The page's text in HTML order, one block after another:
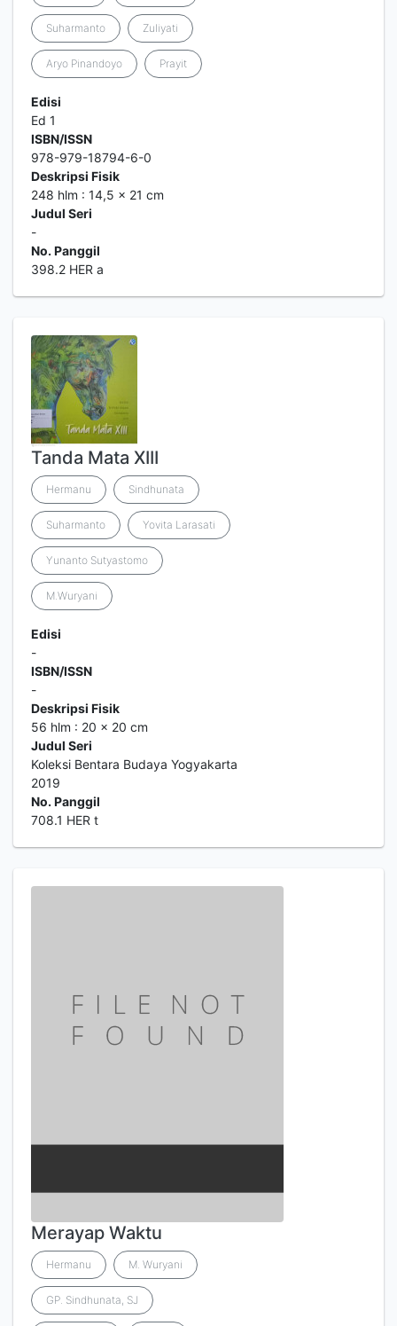
Suharmanto Zuliyati
Aryo Pinandoyo Prayit
Edisi
Ed 1
ISBN/ISSN
978-979-18794-6-0
Deskripsi Fisik
248 hlm : 14,5 x 21 cm
Judul Seri
-
No. Panggil
398.2 HER a
Tanda Mata XIII
Hermanu Sindhunata
Suharmanto Yovita Larasati
Yunanto Sutyastomo
M.Wuryani
Edisi
-
ISBN/ISSN
-
Deskripsi Fisik
56 hlm : 20 x 20 cm
Judul Seri
Koleksi Bentara Budaya Yogyakarta
2019
No. Panggil
708.1 HER t
Merayap Waktu
Hermanu M. Wuryani
GP. Sindhunata, SJ